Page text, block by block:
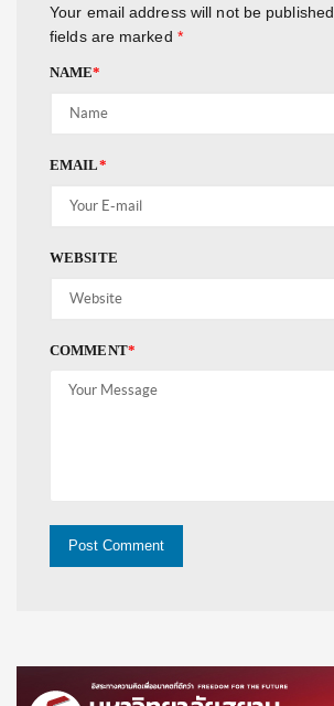
Your email address will not be published.
fields are marked *
NAME*
EMAIL*
WEBSITE
COMMENT*